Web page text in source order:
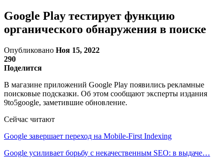
Google Play тестирует функцию
органического обнаружения в поиске
Опубликовано Ноя 15, 2022
290
Поделится
В магазине приложений Google Play появились рекламные
поисковые подсказки. Об этом сообщают эксперты издания
9to5google, заметившие обновление.
Сейчас читают
Google завершает переход на Mobile-First Indexing
Google усиливает борьбу с некачественным SEO: в выдаче…